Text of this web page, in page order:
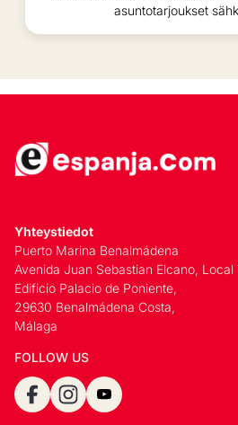
asuntotarjoukset
Yhteystiedot
Puerto Marina Benalmádena
Avenida Juan Sebastian Elcano, Local
Edificio Palacio de Poniente,
29630 Benalmádena Costa,
Málaga
FOLLOW US